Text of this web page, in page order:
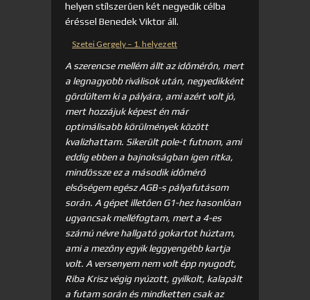
helyen stílszerűen két negyedik célba
éréssel Benedek Viktor áll.
Szetei Gergely – 1. helyezett
A szerencse mellém állt az időmérőn, mert
a legnagyobb riválisok után, negyedikként
gördültem ki a pályára, ami azért volt jó,
mert hozzájuk képest én már
optimálisabb körülmények között
kvalizhattam. Sikerült pole-t futnom, ami
eddig ebben a bajnokságban igen ritka,
mindössze ez a második időmérő
elsőségem egész AGB-s pályafutásom
során. A gépet illetően G1-hez hasonlóan
ugyancsak melléfogtam, mert a 4-es
számú névre hallgató gokartot húztam,
ami a mezőny egyik leggyengébb kartja
volt. A versenyem nem volt épp nyugodt,
Riba Krisz végig nyúzott, gyilkolt, kalapált
a futam során és mindketten csak az